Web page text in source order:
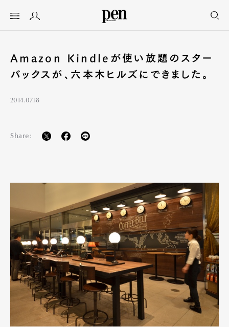
Amazon Kindleが使い放題のスター
バックスが、六本木ヒルズにできました。
2014.07.18
Share: